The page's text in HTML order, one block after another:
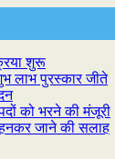
शुरू
लाभ पुरस्कार जीते
को भरने की मंजूरी
जाने की सलाह